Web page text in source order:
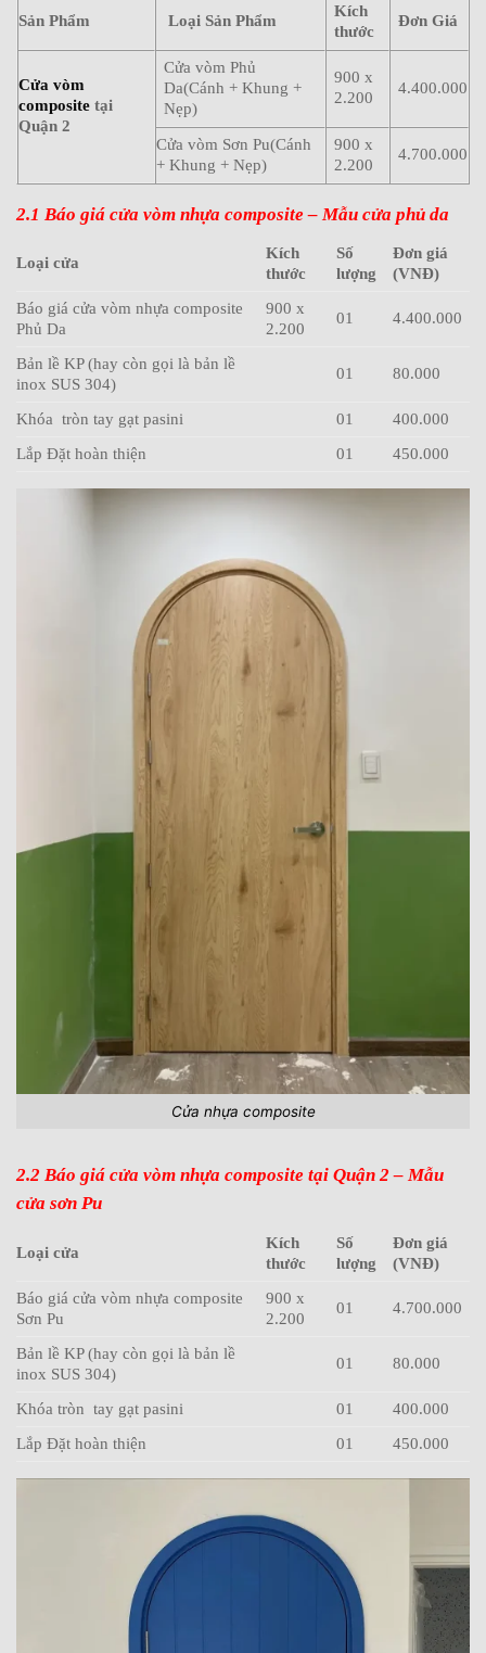
Sản Phẩm Loại Sản Phẩm
Kích
thước
Đơn Giá
Cửa vòm
composite tại
Quận 2
Cửa vòm Phủ
Da(Cánh + Khung +
Nẹp)
900 x
2.200
4.400.000
Cửa vòm Sơn Pu(Cánh
+ Khung + Nẹp)
900 x
2.200
4.700.000
2.1 Báo giá cửa vòm nhựa composite – Mẫu cửa phủ da
Loại cửa
Kích
thước
Số
lượng
Đơn giá
(VNĐ)
Báo giá cửa vòm nhựa composite
Phủ Da
900 x
2.200
01 4.400.000
Bản lề KP (hay còn gọi là bản lề
inox SUS 304)
01 80.000
Khóa tròn tay gạt pasini 01
400.000
Lắp Đặt hoàn thiện
01 450.000
Cửa nhựa composite
2.2 Báo giá cửa vòm nhựa composite tại Quận 2 – Mẫu
cửa sơn Pu
Loại cửa
Kích
thước
Số
lượng
Đơn giá
(VNĐ)
Báo giá cửa vòm nhựa composite
Sơn Pu
900 x
2.200
01 4.700.000
Bản lề KP (hay còn gọi là bản lề
inox SUS 304)
01 80.000
Khóa tròn tay gạt pasini 01
400.000
Lắp Đặt hoàn thiện
01 450.000